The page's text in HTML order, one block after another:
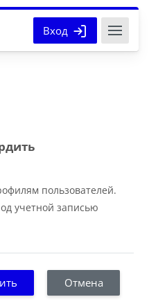
Вход
пользователей.
учетной записью
Отмена